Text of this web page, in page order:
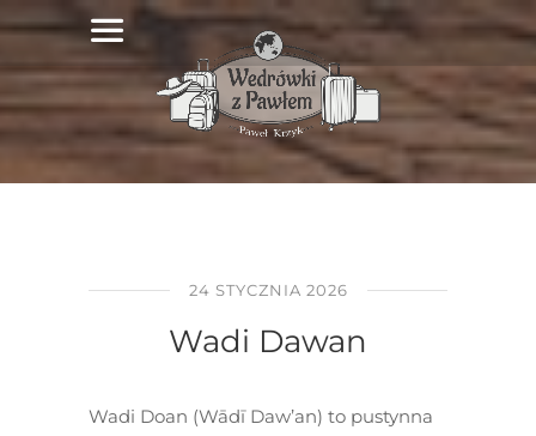
24 STYCZNIA 2026
Wadi Dawan
Wadi Doan (Wādī Daw’an) to pustynna